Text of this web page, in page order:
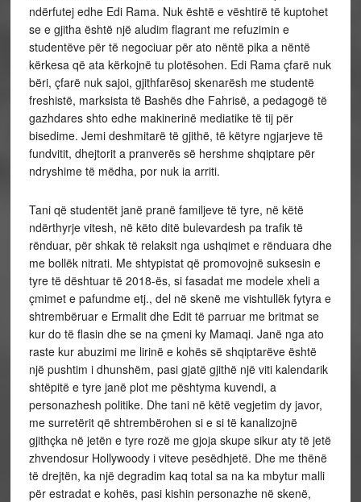
ndërfutej edhe Edi Rama. Nuk është e vështirë të kuptohet
se e gjitha është një aludim flagrant me refuzimin e
studentëve për të negociuar për ato nëntë pika a nëntë
kërkesa që ata kërkojnë tu plotësohen. Edi Rama çfarë nuk
bëri, çfarë nuk sajoi, gjithfarësoj skenarësh me studentë
freshistë, marksista të Bashës dhe Fahrisë, a pedagogë të
gazhdares shto edhe makinerinë mediatike të tij për
bisedime. Jemi deshmitarë të gjithë, të këtyre ngjarjeve të
fundvitit, dhejtorit a pranverës së hershme shqiptare për
ndryshime të mëdha, por nuk ia arriti.
Tani që studentët janë pranë familjeve të tyre, në këtë
ndërthyrje vitesh, në këto ditë bulevardesh pa trafik të
rënduar, për shkak të relaksit nga ushqimet e rënduara dhe
me bollëk nitrati. Me shtypistat që promovojnë suksesin e
tyre të dështuar të 2018-ës, si fasadat me modele xheli a
çmimet e pafundme etj., del në skenë me vishtullëk fytyra e
shtrembëruar e Ermalit dhe Edit të parruar me britmat se
kur do të flasin dhe se na çmeni ky Mamaqi. Janë nga ato
raste kur abuzimi me lirinë e kohës së shqiptarëve është
një pushtim i dhunshëm, pasi gjatë gjithë një viti kalendarik
shtëpitë e tyre janë plot me pështyma kuvendi, a
personazhesh politike. Dhe tani në këtë vegjetim dy javor,
me surretërit që shtrembërohen si e si të kanalizojnë
gjithçka në jetën e tyre rozë me gjoja skupe sikur aty të jetë
zhvendosur Hollywoody i viteve pesëdhjetë. Dhe me thënë
të drejtën, ka një degradim kaq total sa na ka mbytur malli
për estradat e kohës, pasi kishin personazhe në skenë,